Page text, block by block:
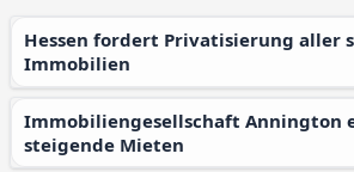
Hessen fordert Privatisierung aller staatlichen
Immobilien
Immobiliengesellschaft Annington erwartet
steigende Mieten